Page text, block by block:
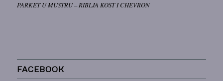
PARKET U MUSTRU – RIBLJA KOST I CHEVRON
FACEBOOK